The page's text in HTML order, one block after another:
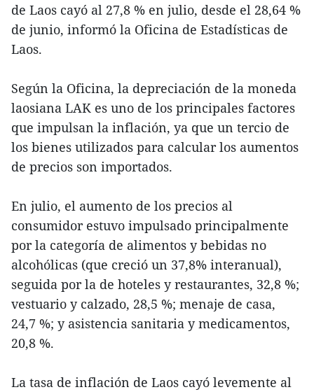
de Laos cayó al 27,8 % en julio, desde el 28,64 %
de junio, informó la Oficina de Estadísticas de
Laos.
Según la Oficina, la depreciación de la moneda
laosiana LAK es uno de los principales factores
que impulsan la inflación, ya que un tercio de
los bienes utilizados para calcular los aumentos
de precios son importados.
En julio, el aumento de los precios al
consumidor estuvo impulsado principalmente
por la categoría de alimentos y bebidas no
alcohólicas (que creció un 37,8% interanual),
seguida por la de hoteles y restaurantes, 32,8 %;
vestuario y calzado, 28,5 %; menaje de casa,
24,7 %; y asistencia sanitaria y medicamentos,
20,8 %.
La tasa de inflación de Laos cayó levemente al